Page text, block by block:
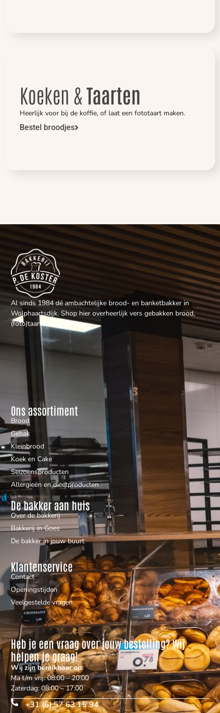
Koeken &Taarten
Heerlijk voor bij de koffie, of laat een fototaart maken.
Bestel broodjes
Al sinds 1984 dé ambachtelijke brood- en banketbakker in
Wolphaartsdijk. Shop hier overheerlijk vers gebakken brood,
(foto)taarten en gebak.
Ons assortiment
Brood
Gebak
Kleinbrood
Koek en Cake
Seizoensproducten
Allergieën en dieetproducten
De bakker aan huis
Over de bakkerij
Bakkerij in Goes
De bakker in jouw buurt
Klantenservice
Contact
Openingstijden
Veelgestelde vragen
Heb je een vraag over jouw bestelling? Wij
helpen je graag!
Wij zijn bereikbaar op:
Ma t/m vrij: 08:00 – 20:00
Zaterdag: 08:00 – 17:00
+31 (6) 57 63 15 94